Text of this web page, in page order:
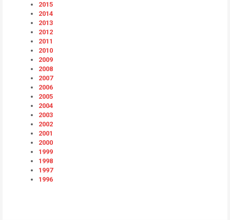
2015
2014
2013
2012
2011
2010
2009
2008
2007
2006
2005
2004
2003
2002
2001
2000
1999
1998
1997
1996